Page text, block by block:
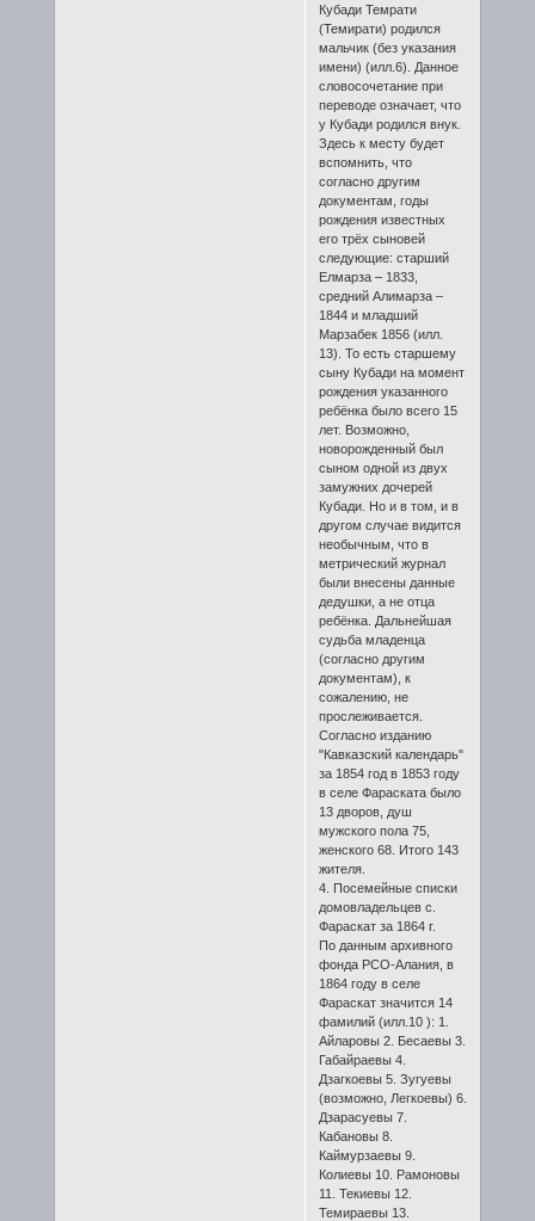
Кубади Темрати
(Темирати) родился
мальчик (без указания
имени) (илл.6). Данное
словосочетание при
переводе означает, что
у Кубади родился внук.
Здесь к месту будет
вспомнить, что
согласно другим
документам, годы
рождения известных
его трёх сыновей
следующие: старший
Елмарза – 1833,
средний Алимарза –
1844 и младший
Марзабек 1856 (илл.
13). То есть старшему
сыну Кубади на момент
рождения указанного
ребёнка было всего 15
лет. Возможно,
новорожденный был
сыном одной из двух
замужних дочерей
Кубади. Но и в том, и в
другом случае видится
необычным, что в
метрический журнал
были внесены данные
дедушки, а не отца
ребёнка. Дальнейшая
судьба младенца
(согласно другим
документам), к
сожалению, не
прослеживается.
Согласно изданию
"Кавказский календарь"
за 1854 год в 1853 году
в селе Фараската было
13 дворов, душ
мужского пола 75,
женского 68. Итого 143
жителя.
4. Посемейные списки
домовладельцев с.
Фараскат за 1864 г.
По данным архивного
фонда РСО-Алания, в
1864 году в селе
Фараскат значится 14
фамилий (илл.10 ): 1.
Айларовы 2. Бесаевы 3.
Габайраевы 4.
Дзагкоевы 5. Зугуевы
(возможно, Легкоевы) 6.
Дзарасуевы 7.
Кабановы 8.
Каймурзаевы 9.
Колиевы 10. Рамоновы
11. Текиевы 12.
Темираевы 13.